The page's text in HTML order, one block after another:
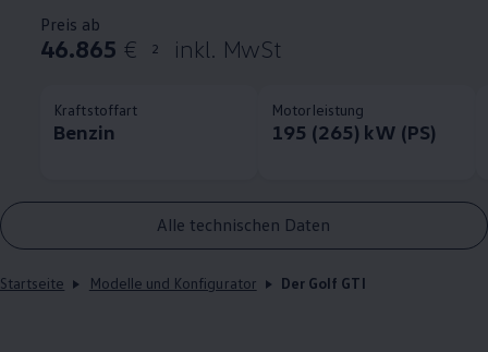
Preis ab
46.865 € 2 inkl. MwSt
Kraftstoffart
Benzin
Motorleistung
195 (265) kW (PS)
Alle technischen Daten
Startseite Modelle und Konfigurator Der Golf GTI